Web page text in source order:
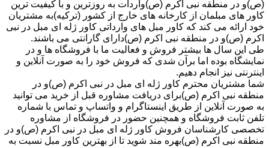
(ص)و در منطقه نبی اکرم (ص)واردات به روزترین و با کیفیت ترین
کاور های مبلمان از کارخانه های خارج از کشور (ترکیه)به مشتریان
خود ارائه می کند که کاور مبل های وارداتی کاور ژله ای مبل در نبی
اکرم (ص)و در منطقه نبی اکرم (ص)دارای گارانتی می باشند.
طی این سال ها بیشتر فروش و فعالیت ما با فروشگاه ها و در
نمایشگاه بوده اما برآن شدی که فروش خود را به صورت آنلاین و
اینترنتی نیز انجام دهیم.
شما مشتریان محترم کاور ژله ای مبل در نبی اکرم (ص)و در
منطقه نبی اکرم (ص)برای دریافت مشاوره قبل از خرید می توانید
به صورت آنلاین از طریق اینستاگرام و واتساپ و تماس با شماره
تلفن ثابت فروشگاه و همچنین حضور در فروشگاه از مشاوره
تخصصی کارشناسان فروش کاور ژله ای مبل در نبی اکرم (ص)و در
منطقه نبی اکرم (ص)بهره مند شوید تا از بهترین کاور مبل نسبت به